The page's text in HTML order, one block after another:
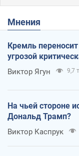
Мнения
Кремль
угрозой
Виктор Ягун 9,7 т.
На чьей стороне
Дональд Трамп?
Виктор Каспрук